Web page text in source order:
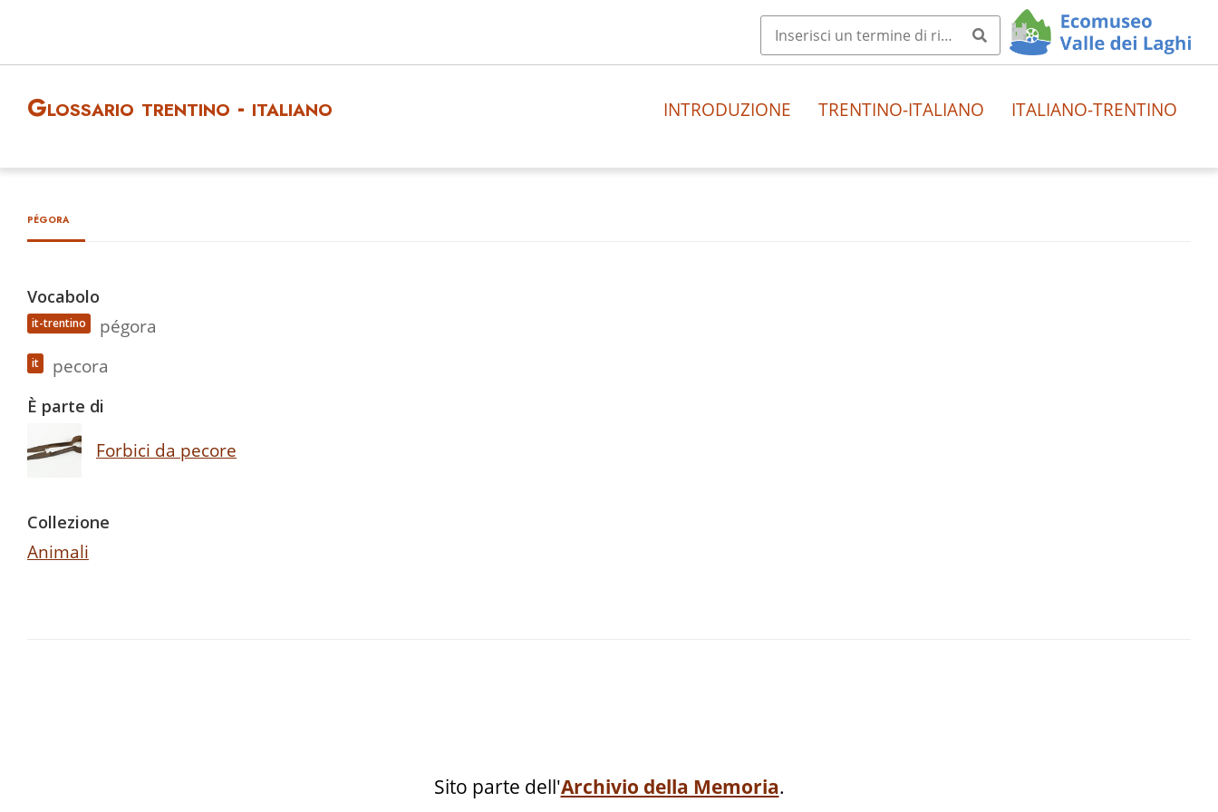
Glossario trentino - italiano INTRODUZIONE TRENTINO-ITALIANO ITALIANO-TRENTINO
pégora
Vocabolo
it-trentino pégora
it pecora
È parte di
Forbici da pecore
Collezione
Animali
Sito parte dell'Archivio della Memoria.